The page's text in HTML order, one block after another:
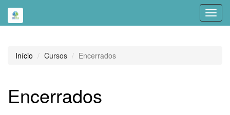
Início Cursos Encerrados
Encerrados